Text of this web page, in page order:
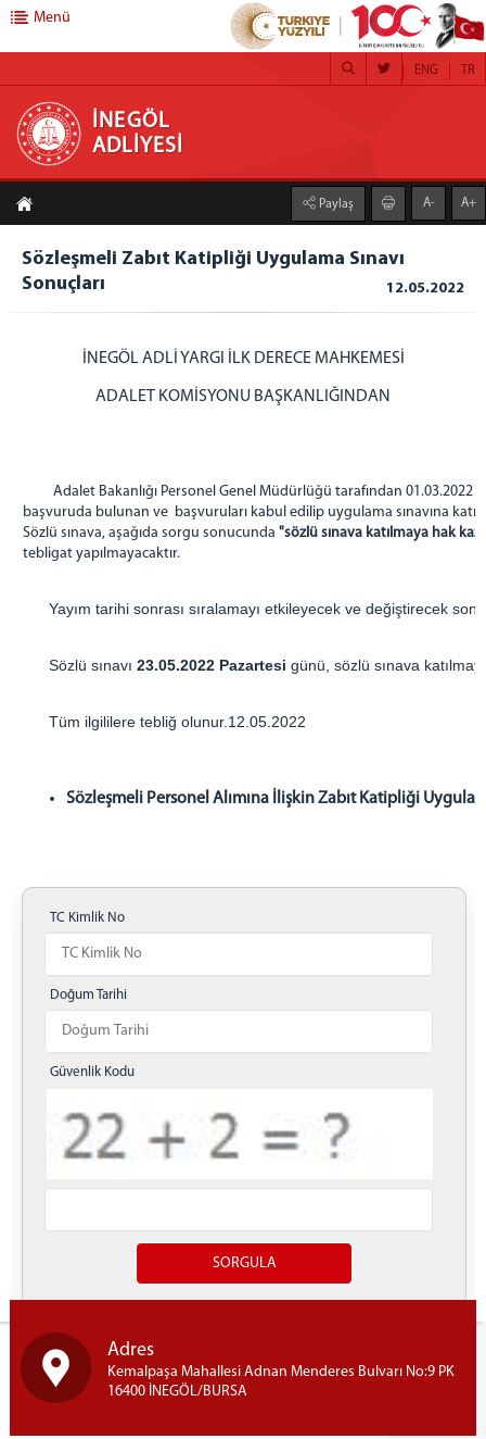
İNEGÖL ADLİYESİ
ANA SAYFA
BAŞSAVCILIK
CUMHURİYET BAŞSAVCISI
CUMHURİYET SAVCILARI
ADLİYEMİZ
ADLİYE ANA BİNA
ADLİ DESTEK VE MAĞDUR HİZMETLERİ
MÜDÜRLÜĞÜ
İNEGÖL ADLİ TIP ŞUBE MÜDÜRLÜĞÜ
İNEGÖL BİLGİ İŞLEM ŞEFLİĞİ
BARO
MAHKEMELER
HUKUK MAHKEMELERİ
MAHKEMELER VEZNESİ - TEVZİİ BÜROSU - TARAMA
MERKEZİ
MÜLHAKATLAR
YENİŞEHİR ADLİYESİ
YENİŞEHİR KADIN KAPALI CEZA İNFAZ KURUMU
Menü
İNEGÖL
ADLİYESİ
TR
ENG
Paylaş A- A+
Sözleşmeli Zabıt Katipliği Uygulama Sınavı
Sonuçları
12.05.2022
İNEGÖL ADLİ YARGI İLK DERECE MAHKEMESİ
ADALET KOMİSYONU BAŞKANLIĞINDAN
Adalet Bakanlığı Personel Genel Müdürlüğü tarafından
başvuruda bulunan ve başvuruları kabul edilip uygulama sınavına
Sözlü sınava, aşağıda sorgu sonucunda "sözlü sınava katılmaya hak
tebligat yapılmayacaktır.
Yayım tarihi sonrası sıralamayı etkileyecek ve değiştirecek
Sözlü sınavı 23.05.2022 Pazartesi günü, sözlü sınava
Tüm ilgililere tebliğ olunur.12.05.2022
Sözleşmeli Personel Alımına İlişkin Zabıt Katipliği
TC Kimlik No
Doğum Tarihi
Güvenlik Kodu
Yazdır
Adres
Kemalpaşa Mahallesi Adnan Menderes Bulvarı No:9 PK
16400 İNEGÖL/BURSA